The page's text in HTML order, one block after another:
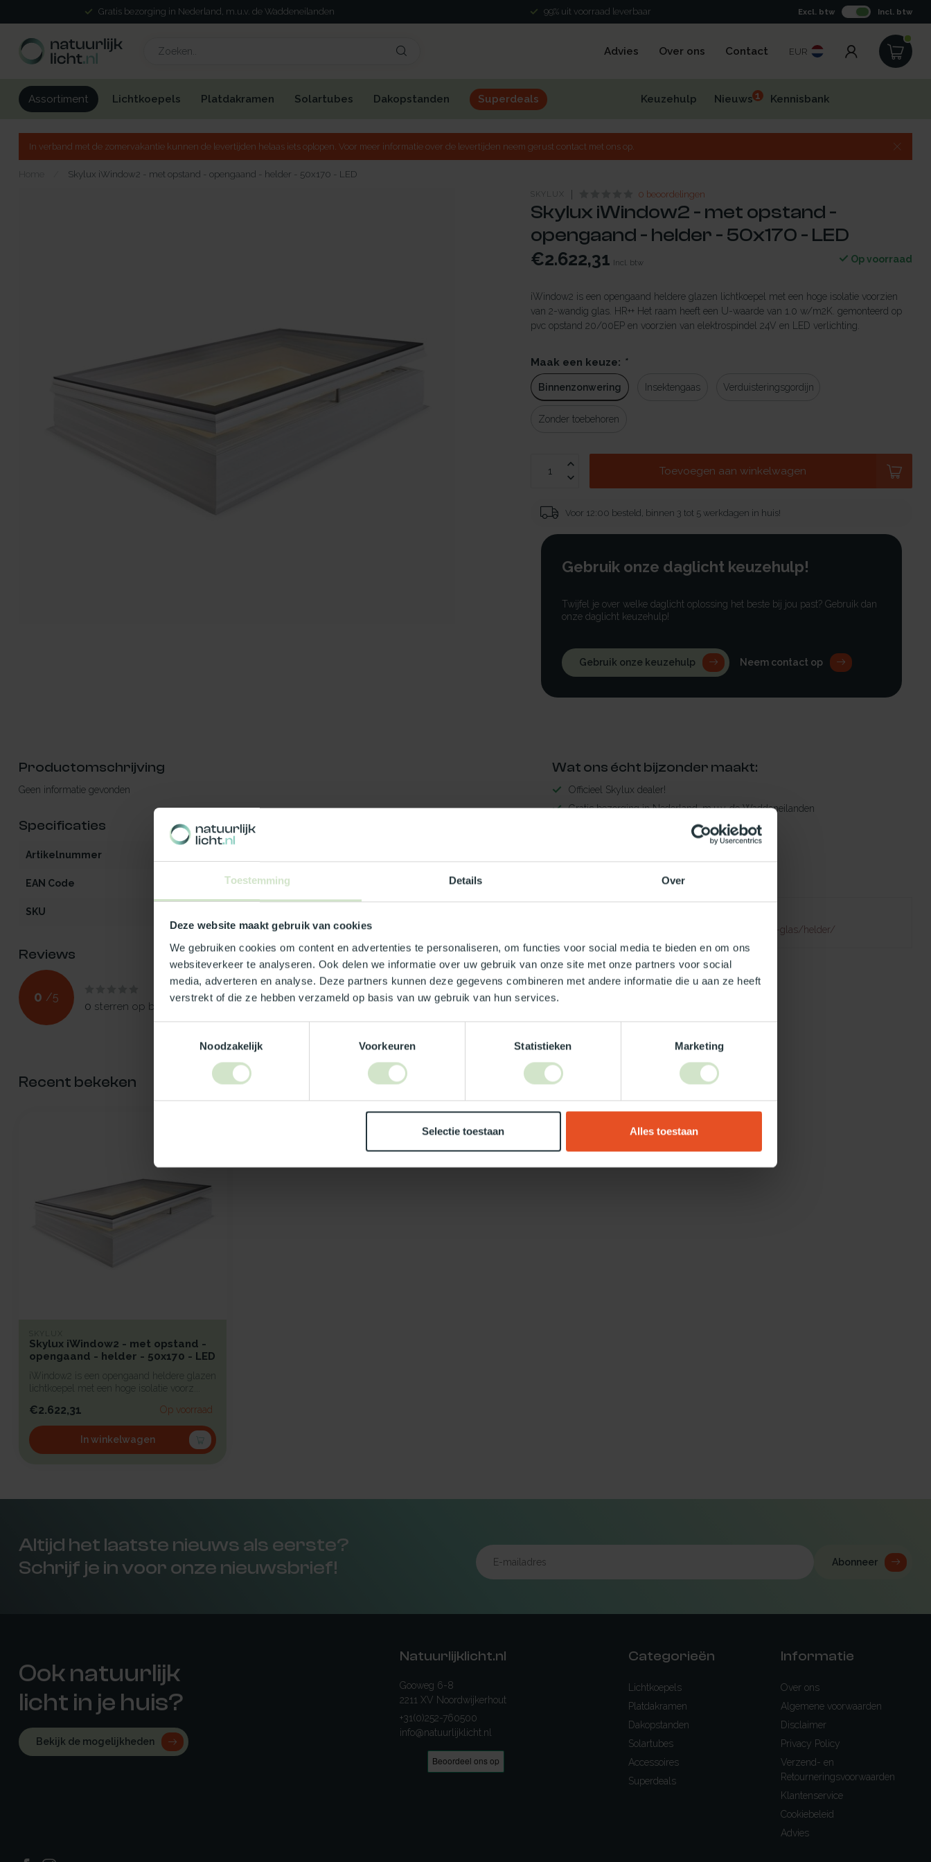
Toestemming Details Over
Deze website maakt gebruik van cookies
We gebruiken cookies om content en advertenties te personaliseren, om functies voor social media te bieden en om ons
websiteverkeer te analyseren. Ook delen we informatie over uw gebruik van onze site met onze partners voor social
media, adverteren en analyse. Deze partners kunnen deze gegevens combineren met andere informatie die u aan ze heeft
verstrekt of die ze hebben verzameld op basis van uw gebruik van hun services.
Noodzakelijk
Voorkeuren Statistieken Marketing
Selectie toestaan Alles toestaan
Gratis bezorging in Nederland, m.u.v. de Waddeneilanden 99% uit voorraad leverbaar Excl. btw Incl. btw
Advies Over ons Contact EUR
Assortiment Lichtkoepels Platdakramen Solartubes Dakopstanden Superdeals Keuzehulp Nieuws1 Kennisbank
In verband met de zomervakantie kunnen de levertijden helaas iets oplopen. Voor meer informatie over de levertijden neem gerust contact met ons op.
Home Skylux iWindow2 - met opstand - opengaand - helder - 50x170 - LED
SKYLUX 0 beoordelingen
Skylux iWindow2 - met opstand -
opengaand - helder - 50x170 - LED
€2.622,31 Incl. btw Op voorraad
iWindow2 is een opengaand heldere glazen lichtkoepel met een hoge isolatie voorzien
van 2-wandig glas. HR++ Het raam heeft een U-waarde van 1.0 w/m2K. gemonteerd op
pvc opstand 20/00EP en voorzien van elektrospindel 24V en LED verlichting.
Maak een keuze: *
Binnenzonwering Insektengaas Verduisteringsgordijn
Zonder toebehoren
Toevoegen aan winkelwagen
Voor 12:00 besteld, binnen 3 tot 5 werkdagen in huis!
Gebruik onze daglicht keuzehulp!
Twijfel je over welke daglicht oplossing het beste bij jou past? Gebruik dan
onze daglicht keuzehulp!
Gebruik onze keuzehulp Neem contact op
Productomschrijving
Geen informatie gevonden
Specificaties
Artikelnummer
EAN Code 5412970969143
SKU
Reviews
0 /5
0 sterren op basis van
Je beoordeling toevoegen
Wat ons écht bijzonder maakt:
Officieel Skylux dealer!
Gratis bezorging in Nederland, m.u.v. de Waddeneilanden
Maak jouw bestelling compleet!
https://www.natuurlijklicht.nl/platdakramen/type-glas/helder/
Recent bekeken
SKYLUX
Skylux iWindow2 - met opstand -
opengaand - helder - 50x170 - LED
iWindow2 is een opengaand heldere glazen
lichtkoepel met een hoge isolatie voorz...
€2.622,31 Op voorraad
In winkelwagen
Altijd het laatste nieuws als eerste?
Schrijf je in voor onze nieuwsbrief!
Abonneer
Ook natuurlijk
licht in je huis?
Bekijk de mogelijkheden
Natuurlijklicht.nl
Gooweg 6-8
2211 XV Noordwijkerhout
+31(0)252-760500
info@natuurlijklicht.nl
Categorieën
Lichtkoepels
Platdakramen
Dakopstanden
Solartubes
Accessoires
Superdeals
Informatie
Over ons
Algemene voorwaarden
Disclaimer
Privacy Policy
Verzend- en
Retourneringsvoorwaarden
Klantenservice
Cookiebeleid
Advies